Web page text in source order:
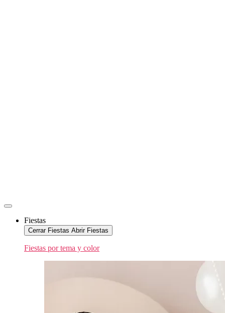
Fiestas
Cerrar Fiestas Abrir Fiestas
Fiestas por tema y color